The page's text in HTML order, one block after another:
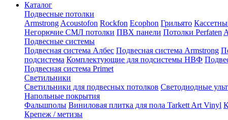
Каталог
Подвесные потолки
Armstrong Acoustofon Rockfon Ecophon Грильято
Негорючие СМЛ потолки ПВХ панели Потолки Perfaten
Подвесные системы
Подвесная система Албес Подвесная система Armstrong
подсистема Комплектующие для подсистемы НВФ
Подвесная система Primet
Светильники
Светильники для подвесных потолков Светодиодные
Напольные покрытия
Фальшполы Виниловая плитка для пола Tarkett Art Vinyl
Крепеж / метизы